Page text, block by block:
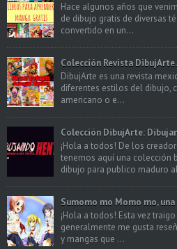
Hace algunos años que
de dibujo gratis de diversas
convertido en un...
Colección Revista DibujArte.
DibujArte es una revista
diferentes estilos del dibujo,
americano o e...
Colección DibujArte:
¡Hola a todos! De los
tenemos aquí una colección
dibujo para publico maduro
Sumomo mo Momo mo,
¡Hola a todos! Esta vez
generalmente me gusta
y mangas que ...